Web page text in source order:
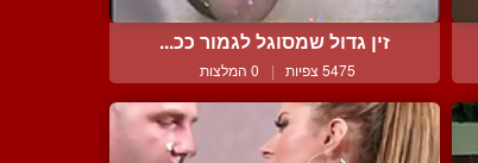
זין גדול שמסוגל לגמור ככ...
5475 צפיות | 0 המלצות